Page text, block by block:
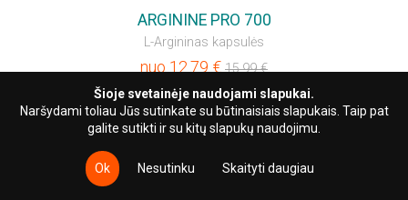
ARGININE PRO 700
L-Argininas kapsulės
nuo 12.79 € 15.99€
Šioje svetainėje naudojami slapukai.
Naršydami toliau Jūs sutinkate su būtinaisiais slapukais. Taip pat
galite sutikti ir su kitų slapukų naudojimu.
Ok Nesutinku Skaityti daugiau